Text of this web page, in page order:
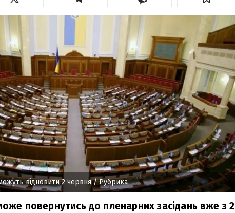
відновити 2 червня/ Рубрика
повернутись до пленарних засідань вже з 2